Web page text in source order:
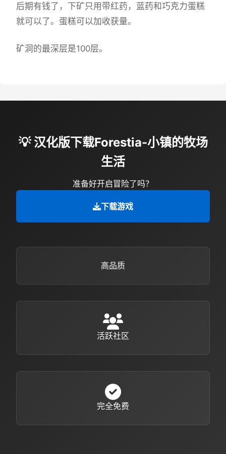
后期有钱了，下矿只用带红药，蓝药和巧克力蛋糕
就可以了。蛋糕可以加收获量。
矿洞的最深层是100层。
💡 汉化版下载Forestia-小镇的牧场
生活
准备好开启冒险了吗？
下载游戏
高品质
活跃社区
完全免费